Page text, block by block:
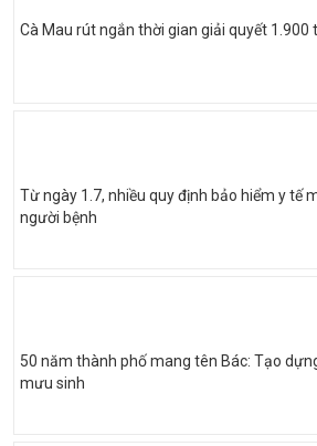
Cà Mau rút ngắn thời gian giải quyết 1.900
Từ ngày 1.7, nhiều quy định bảo hiểm y tế
người bệnh
50 năm thành phố mang tên Bác: Tạo
mưu sinh